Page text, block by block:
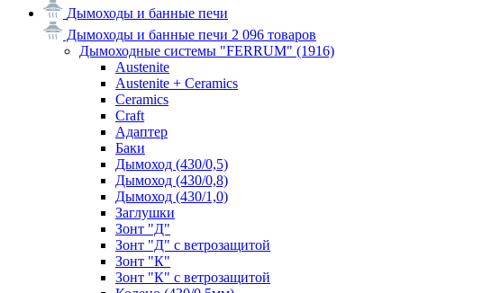
Дымоходы и банные печи
Дымоходы и банные печи 2 096 товаров
Дымоходные системы "FERRUM" (1916)
Austenite
Austenite + Ceramics
Ceramics
Craft
Адаптер
Баки
Дымоход (430/0,5)
Дымоход (430/0,8)
Дымоход (430/1,0)
Заглушки
Зонт "Д"
Зонт "Д" с ветрозащитой
Зонт "К"
Зонт "К" с ветрозащитой